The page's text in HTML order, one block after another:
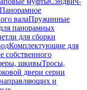
Панорамное
валаПружинные
панорамных
для сборки
Комплектующие для
собственного
шкивыТросы,
двери серии
и